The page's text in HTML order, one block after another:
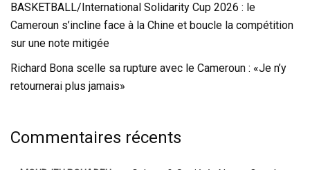
BASKETBALL/International Solidarity Cup 2026 : le
Cameroun s’incline face à la Chine et boucle la compétition
sur une note mitigée
Richard Bona scelle sa rupture avec le Cameroun : «Je n’y
retournerai plus jamais»
Commentaires récents